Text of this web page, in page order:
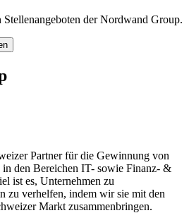
Stellenangeboten der Nordwand Group.
Partner für die Gewinnung von
den Bereichen IT- sowie Finanz- &
ist es, Unternehmen zu
zu verhelfen, indem wir sie mit den
Markt zusammenbringen.